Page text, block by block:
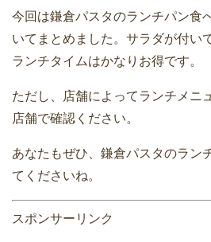
今回は鎌倉パスタのランチパン食
いてまとめました。サラダが付い
ランチタイムはかなりお得です。
ただし、店舗によってランチメニ
店舗で確認ください。
あなたもぜひ、鎌倉パスタのラン
てくださいね。
スポンサーリンク